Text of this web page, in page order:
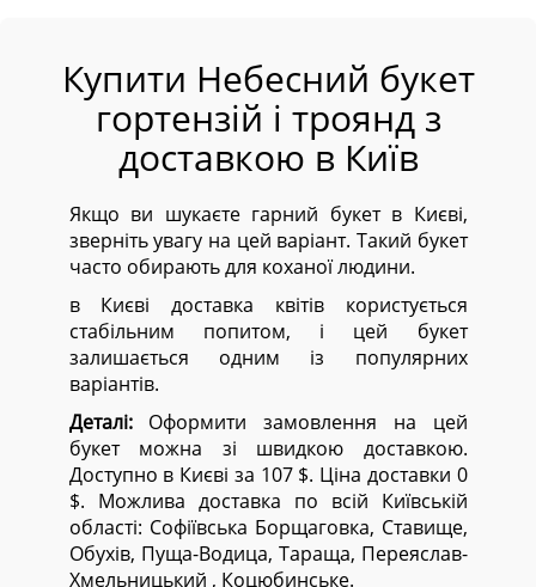
Купити Небесний букет
гортензій і троянд з
доставкою в Київ
Якщо ви шукаєте гарний букет в Києві,
зверніть увагу на цей варіант. Такий букет
часто обирають для коханої людини.
в Києві доставка квітів користується
стабільним попитом, і цей букет
залишається одним із популярних
варіантів.
Деталі:Оформити замовлення на цей
букет можна зі швидкою доставкою.
Доступно в Києві за 107 $. Ціна доставки 0
$. Можлива доставка по всій Київській
області: Софіївська Борщаговка, Ставище,
Обухів, Пуща-Водица, Тараща, Переяслав-
Хмельницький , Коцюбинське.